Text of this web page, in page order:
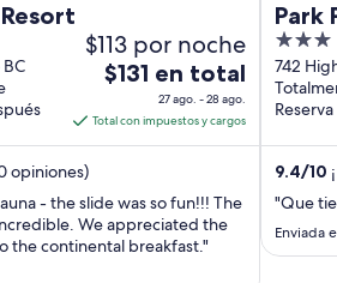
$113 por noche
El
precio
es
de
en
total
por
$131 en total
27 ago. - 28 ago.
Total con impuestos y cargos
opiniones)
- the slide was so fun!!! The
We appreciated the
the continental breakfast."
Park
3
out
of
5
742
9.4/10
"Que
Enviada